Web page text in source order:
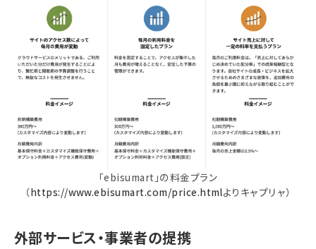
「ebisumart」の料金プラン
（https://www.ebisumart.com/price.htmlよりキャプリャ）
外部サービス・事業者の提携